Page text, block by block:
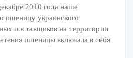
2010 года наше
пшеницу украинского
поставщиков на территории
пшеницы включала в себя